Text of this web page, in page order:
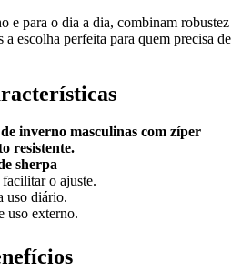
e para o dia a dia, combinam robustez
escolha perfeita para quem precisa de
inverno masculinas com zíper
resistente.
sherpa
facilitar o ajuste.
uso diário.
uso externo.